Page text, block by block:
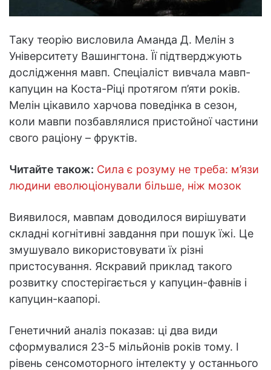
Таку теорію висловила Аманда Д. Мелін з
Університету Вашингтона. Її підтверджують
дослідження мавп. Спеціаліст вивчала мавп-
капуцин на Коста-Ріці протягом п’яти років.
Мелін цікавило харчова поведінка в сезон,
коли мавпи позбавлялися пристойної частини
свого раціону – фруктів.
Читайте також: Сила є розуму не треба: м’язи
людини еволюціонували більше, ніж мозок
Виявилося, мавпам доводилося вирішувати
складні когнітивні завдання при пошук їжі. Це
змушувало використовувати їх різні
пристосування. Яскравий приклад такого
розвитку спостерігається у капуцин-фавнів і
капуцин-каапорі.
Генетичний аналіз показав: ці два види
сформувалися 23-5 мільйонів років тому. І
рівень сенсомоторного інтелекту у останнього